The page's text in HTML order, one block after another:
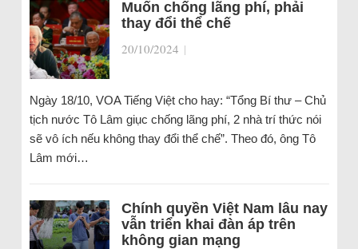
Muốn chống lãng phí, phải
thay đổi thể chế
20/10/2024 |
Ngày 18/10, VOA Tiếng Việt cho hay: “Tổng Bí thư – Chủ
tịch nước Tô Lâm giục chống lãng phí, 2 nhà trí thức nói
sẽ vô ích nếu không thay đổi thể chế”. Theo đó, ông Tô
Lâm mới…
Chính quyền Việt Nam lâu nay
vẫn triển khai đàn áp trên
không gian mạng